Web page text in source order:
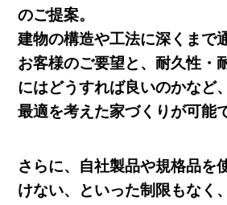
のご提案。
建物の構造や工法に深くまで
お客様のご要望と、耐久性・
にはどうすれば良いのかなど
最適を考えた家づくりが可能
さらに、自社製品や規格品を
けない、といった制限もなく